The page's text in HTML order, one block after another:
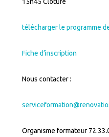
télécharger le programme
Fiche d’inscription
Nous contacter :
Organisme formateur